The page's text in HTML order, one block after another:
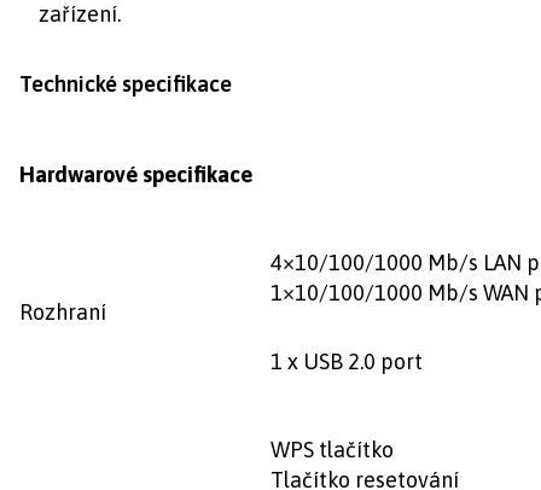
zařízení.
Technické specifikace
Hardwarové specifikace
Rozhraní
4×10/100/1000 Mb/s LAN
1×10/100/1000 Mb/s WAN
1 x USB 2.0 port
WPS tlačítko
Tlačítko resetování